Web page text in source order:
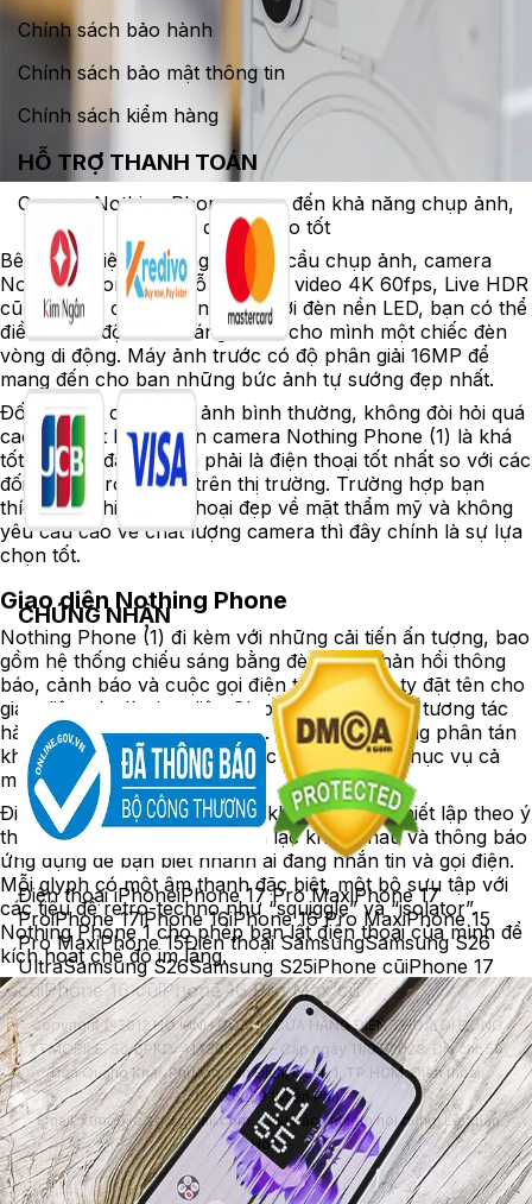
Camera Nothing Phone mang đến khả năng chụp ảnh,
quay video tốt
Bên cạnh việc đáp ứng tốt nhu cầu chụp ảnh, camera
Nothing Phone còn hỗ trợ quay video 4K 60fps, Live HDR
cũng tạo ra các điểm nổi bật. Với đèn nền LED, bạn có thể
điều chỉnh độ chiếu sáng để có cho mình một chiếc đèn
vòng di động. Máy ảnh trước có độ phân giải 16MP để
mang đến cho bạn những bức ảnh tự sướng đẹp nhất.
Đối với nhu cầu chụp ảnh bình thường, không đòi hỏi quá
cao thì chất lượng trên camera Nothing Phone (1) là khá
tốt. Nhưng đây không phải là điện thoại tốt nhất so với các
đối thủ Android khác trên thị trường. Trường hợp bạn
thích một chiếc điện thoại đẹp về mặt thẩm mỹ và không
yêu cầu cao về chất lượng camera thì đây chính là sự lựa
chọn tốt.
Giao diện Nothing Phone
Nothing Phone (1) đi kèm với những cải tiến ấn tượng, bao
gồm hệ thống chiếu sáng bằng đèn LED phản hồi thông
báo, cảnh báo và cuộc gọi điện thoại. Công ty đặt tên cho
giao diện này là giao diện Glyph, giúp cho việc tương tác
hàng ngày trở nên thú vị hơn. Các dải ánh sáng phân tán
khắp mặt sau nhấp nháy được gọi là glyph, phục vụ cả
mục đích thực tế và trang trí.
Điện thoại có các mẫu Glyph khác nhau để thiết lập theo ý
thích của bạn cho các số liên lạc khác nhau và thông báo
ứng dụng để bạn biết nhanh ai đang nhắn tin và gọi điện.
Mỗi glyph có một âm thanh đặc biệt, một bộ sưu tập với
các tiêu đề retro-techno như “squiggle” và “isolator”.
Nothing Phone 1 cho phép bạn lật điện thoại của mình để
kích hoạt chế độ im lặng.
Chính sách bảo hành
Chính sách bảo mật thông tin
Chính sách kiểm hàng
HỖ TRỢ THANH TOÁN
CHỨNG NHẬN
Điện thoại iPhoneiPhone 17 Pro MaxiPhone 17
ProiPhone 17iPhone 16iPhone 16 Pro MaxiPhone 15
Pro MaxiPhone 15Điện thoại SamsungSamsung S26
UltraSamsung S26Samsung S25iPhone cũiPhone 17
cũiPhone 16 cũiPhone 16 Pro Max cũ
Copyright @2012 HỘ KINH DOANH CỬA HÀNG ĐIỆN THOẠI DI ĐỘNG
XTMOBILE. Số GPKD: 41A8052143 – Cấp ngày 11/05/2023. Địa chỉ: 50
Trần Quang Khải, Phường Tân Định, Quận 1, TP.HCM. Điện thoại:
1800.6229 (Miễn Phí)
Email: xtmobile.sg@gmail.com. Chịu trách nhiệm nội dung: Lê Xuân
Hoà